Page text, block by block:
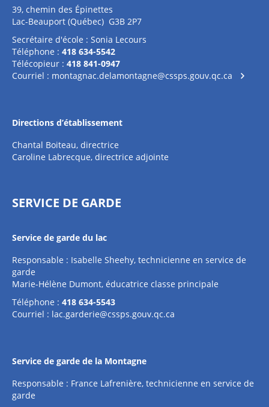
39, chemin des Épinettes
Lac-Beauport (Québec) G3B 2P7
Secrétaire d'école : Sonia Lecours
Téléphone : 418 634-5542
Télécopieur : 418 841-0947
Courriel : montagnac.delamontagne@cssps.gouv.qc.ca
Directions d’établissement
Chantal Boiteau, directrice
Caroline Labrecque, directrice adjointe
SERVICE DE GARDE
Service de garde du lac
Responsable : Isabelle Sheehy, technicienne en service de
garde
Marie-Hélène Dumont, éducatrice classe principale
Téléphone : 418 634-5543
Courriel : lac.garderie@cssps.gouv.qc.ca
Service de garde de la Montagne
Responsable : France Lafrenière, technicienne en service de
garde